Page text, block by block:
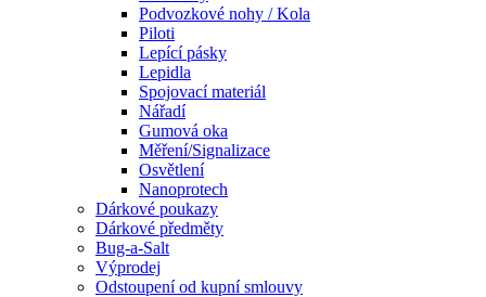
Podvozkové nohy / Kola
Piloti
Lepící pásky
Lepidla
Spojovací materiál
Nářadí
Gumová oka
Měření/Signalizace
Osvětlení
Nanoprotech
Dárkové poukazy
Dárkové předměty
Bug-a-Salt
Výprodej
Odstoupení od kupní smlouvy